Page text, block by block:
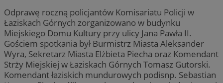
Odprawę roczną policjantów Komisariatu Policji w
Łaziskach Górnych zorganizowano w budynku
Miejskiego Domu Kultury przy ulicy Jana Pawła II.
Gościem spotkania był Burmistrz Miasta Aleksander
Wyra, Sekretarz Miasta Elżbieta Piecha oraz Komendant
Strży Miejskiej w Łaziskach Górnych Tomasz Gutorski.
Komendant łaziskich mundurowych podisnp. Sebastian